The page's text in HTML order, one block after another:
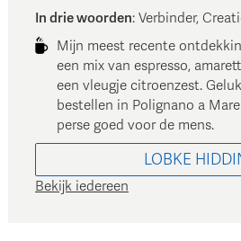
In drie woorden: Verbinder,
Mijn meest recente
een mix van espresso,
een vleugje citroenzest.
bestellen in Polignano a
perse goed voor de mens.
LOBKE
Bekijk iedereen